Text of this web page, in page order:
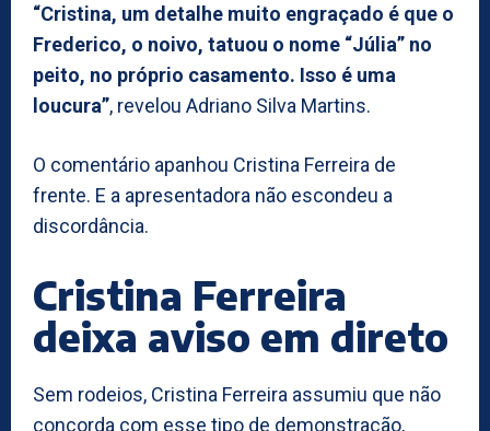
“Cristina, um detalhe muito engraçado é que o
Frederico, o noivo, tatuou o nome “Júlia” no
peito, no próprio casamento. Isso é uma
loucura”, revelou Adriano Silva Martins.
O comentário apanhou Cristina Ferreira de
frente. E a apresentadora não escondeu a
discordância.
Cristina Ferreira
deixa aviso em direto
Sem rodeios, Cristina Ferreira assumiu que não
concorda com esse tipo de demonstração,